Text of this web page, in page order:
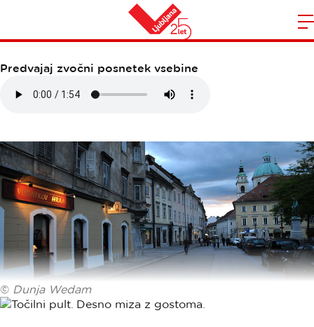
Domov
VODNIKOV HRAM
Predvajaj zvočni posnetek vsebine
© Dunja Wedam